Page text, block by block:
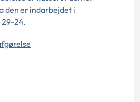
den er indarbejdet i
29-24.